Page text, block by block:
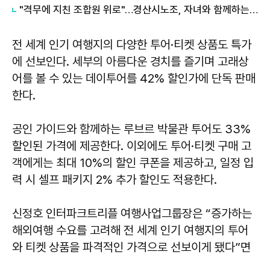
"격무에 지친 조합원 위로"…경산시노조, 자녀와 함께하는 '경산여행' 개최
전 세계 인기 여행지의 다양한 투어·티켓 상품도 특가
에 선보인다. 세부의 아름다운 경치를 즐기며 고래상
어를 볼 수 있는 데이투어를 42% 할인가에 단독 판매
한다.
공인 가이드와 함께하는 루브르 박물관 투어도 33%
할인된 가격에 제공한다. 이외에도 투어·티켓 구매 고
객에게는 최대 10%의 할인 쿠폰을 제공하고, 일정 입
력 시 셀프 패키지 2% 추가 할인도 적용한다.
신정호 인터파크트리플 여행사업그룹장은 “증가하는
해외여행 수요를 고려해 전 세계 인기 여행지의 투어
와 티켓 상품을 파격적인 가격으로 선보이게 됐다”면